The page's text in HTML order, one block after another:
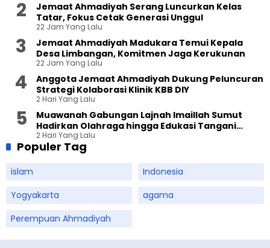
Jemaat Ahmadiyah Serang Luncurkan Kelas
Tatar, Fokus Cetak Generasi Unggul
22 Jam Yang Lalu
Jemaat Ahmadiyah Madukara Temui Kepala
Desa Limbangan, Komitmen Jaga Kerukunan
22 Jam Yang Lalu
Anggota Jemaat Ahmadiyah Dukung Peluncuran
Strategi Kolaborasi Klinik KBB DIY
2 Hari Yang Lalu
Muawanah Gabungan Lajnah Imaillah Sumut
Hadirkan Olahraga hingga Edukasi Tangani
Sampah
2 Hari Yang Lalu
Populer Tag
islam
Indonesia
Yogyakarta
agama
Perempuan Ahmadiyah